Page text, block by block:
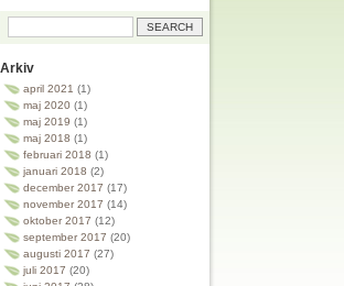
Arkiv
april 2021 (1)
maj 2020 (1)
maj 2019 (1)
maj 2018 (1)
februari 2018 (1)
januari 2018 (2)
december 2017 (17)
november 2017 (14)
oktober 2017 (12)
september 2017 (20)
augusti 2017 (27)
juli 2017 (20)